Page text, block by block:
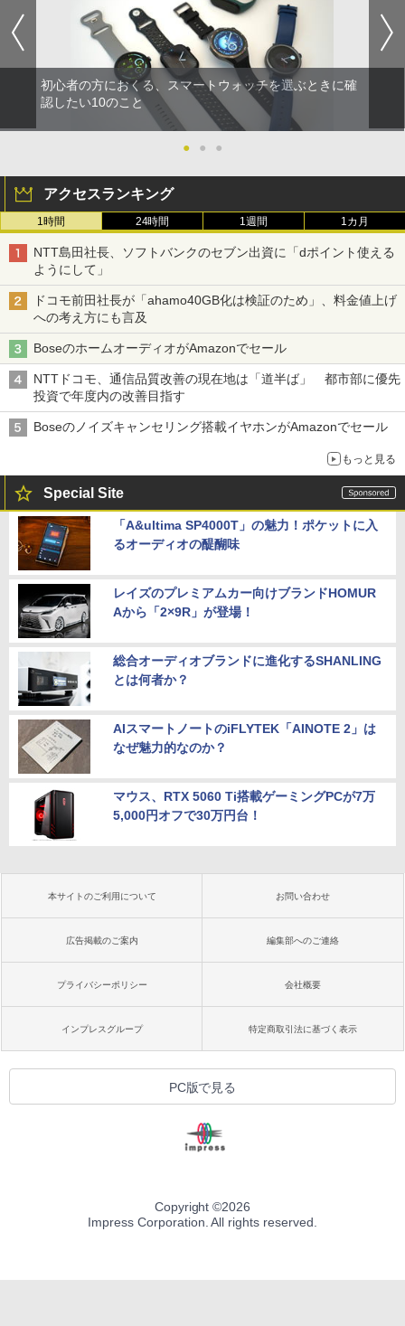
初心者の方におくる、スマートウォッチを選ぶときに確
認したい10のこと
● ● ●
アクセスランキング
1時間 24時間 1週間 1カ月
NTT島田社長、ソフトバンクのセブン出資に「dポイント使える
ようにして」
ドコモ前田社長が「ahamo40GB化は検証のため」、料金値上げ
への考え方にも言及
BoseのホームオーディオがAmazonでセール
NTTドコモ、通信品質改善の現在地は「道半ば」 都市部に優先
投資で年度内の改善目指す
Boseのノイズキャンセリング搭載イヤホンがAmazonでセール
もっと見る
Special Site
「A&ultima SP4000T」の魅力！ポケットに入
るオーディオの醍醐味
レイズのプレミアムカー向けブランドHOMUR
Aから「2×9R」が登場！
総合オーディオブランドに進化するSHANLING
とは何者か？
AIスマートノートのiFLYTEK「AINOTE 2」は
なぜ魅力的なのか？
マウス、RTX 5060 Ti搭載ゲーミングPCが7万
5,000円オフで30万円台！
本サイトのご利用について お問い合わせ
広告掲載のご案内 編集部へのご連絡
プライバシーポリシー 会社概要
インプレスグループ 特定商取引法に基づく表示
PC版で見る
Copyright ©2026
Impress Corporation. All rights reserved.